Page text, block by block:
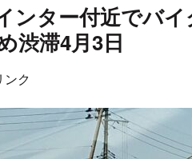
ンター付近でバ
渋滞4月3日
ンク